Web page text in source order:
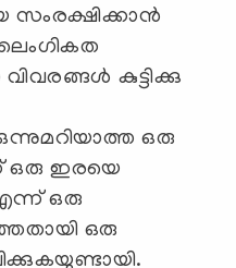
സംരക്ഷിക്കാൻ
കുട്ടിക്കു
ഒരു
ഒരു ഇരയെ
ഒരു
ഒരു